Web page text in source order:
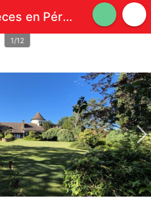
Maison 11 pièces en Périgord
1/12